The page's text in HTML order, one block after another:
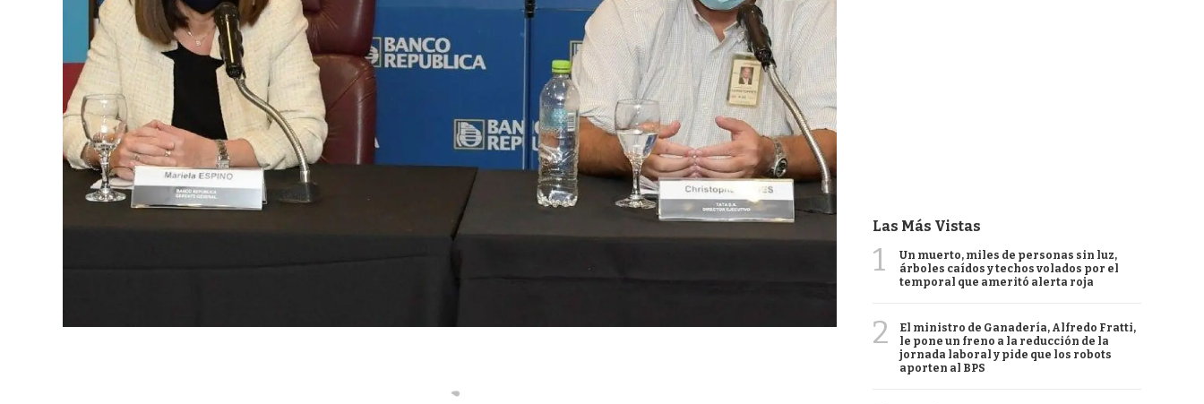
Las Más Vistas
1
Un muerto, miles de personas sin luz,
árboles caídos y techos volados por el
temporal que ameritó alerta roja
2
El ministro de Ganadería, Alfredo Fratti,
le pone un freno a la reducción de la
jornada laboral y pide que los robots
aporten al BPS